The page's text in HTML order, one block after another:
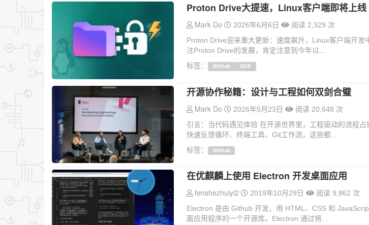
Proton Drive大提速，Linux客户端即将上线
Mark Do 2026年6月6日
阅读 2,329 次
Proton Drive迎来重大更新：速度飙升，Linux客户端开发
注Proton Drive的发展，肯定注意到今年以...
标签：
GitHub SDK
开源协作秘籍：设计与工程如何双剑合璧
Mark Do 2026年5月23日
阅读 20,648 次
引言：当代码遇见体验 在开源世界里，工程驱动的流程
快速反馈循环、终端工具、Git工作流，这些都...
标签：
GitHub
在优麒麟上使用 Electron 开发桌面应用
fenshezhuiyi2 2019年10月29日
阅读 9,862 次
Electron 是由 Github 开发，用 HTML、CSS 和
面应用程序的一个开源库。Electron 通过将...